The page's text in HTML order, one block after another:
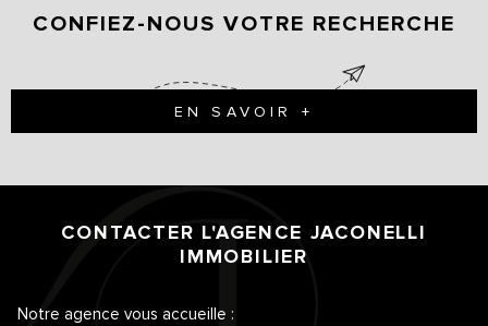
CONFIEZ-NOUS VOTRE RECHERCHE
EN SAVOIR +
CONTACTER L'AGENCE JACONELLI
IMMOBILIER
Notre agence vous accueille :